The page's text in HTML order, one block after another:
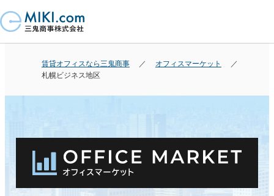
賃貸オフィスなら三鬼商事
オフィスマーケット
札幌ビジネス地区